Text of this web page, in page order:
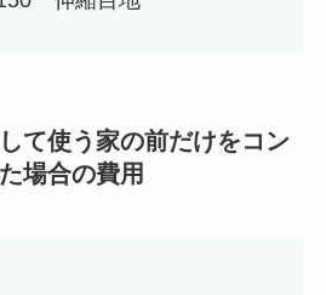
て使う家の前だけをコン
場合の費用